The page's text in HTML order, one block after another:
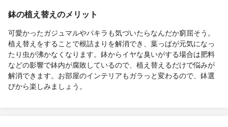
鉢の植え替えのメリット
可愛かったガジュマルやパキラも気づいたらなんだか窮屈そう。
植え替えをすることで根詰まりを解消でき、葉っぱが元気になっ
たり虫が沸かなくなります。鉢からイヤな臭いがする場合は肥料
などの影響で鉢内が腐敗しているので、植え替えるだけで悩みが
解消できます。お部屋のインテリアもガラっと変わるので、鉢選
びから楽しみましょう。